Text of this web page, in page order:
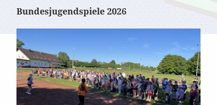
Bundesjugendspiele 2026